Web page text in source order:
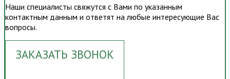
Наши специалисты свяжутся с Вами по указанным
контактным данным и ответят на любые интересующие Вас
вопросы.
ЗАКАЗАТЬ ЗВОНОК